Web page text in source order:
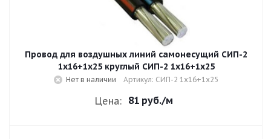
Провод для воздушных линий самонесущий СИП-2
1х16+1х25 круглый СИП-2 1х16+1х25
Нет в наличии Артикул: СИП-2 1х16+1х25
Цена: 81 руб./м